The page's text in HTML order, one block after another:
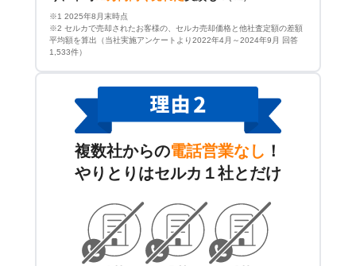
※1 2025年8月末時点
※2 セルカで売却されたお客様の、セルカ売却価格と他社査定額の差額
平均額を算出（当社実施アンケートより2022年4月～2024年9月 回答
1,533件）
複数社からの電話営業なし ！
やりとりはセルカ１社とだけ